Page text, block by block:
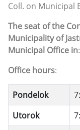
Coll. on Municipal
The seat of the
Municipality of
Municipal Office in
Office hours:
Pondelok
Utorok